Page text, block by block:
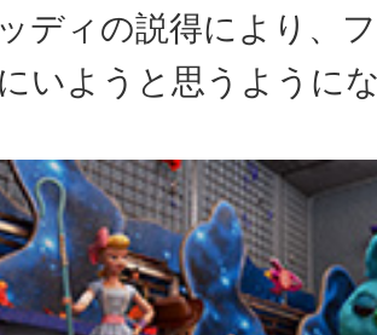
ディの説得により、
いようと思うように